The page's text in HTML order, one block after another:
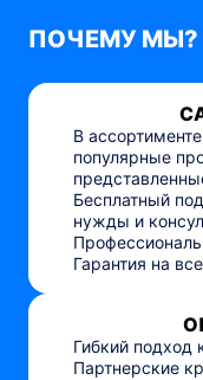
ПОЧЕМУ МЫ?
В
популярные
Бесплатный
нужды и
Гарантия на
Гибкий
Партнерские